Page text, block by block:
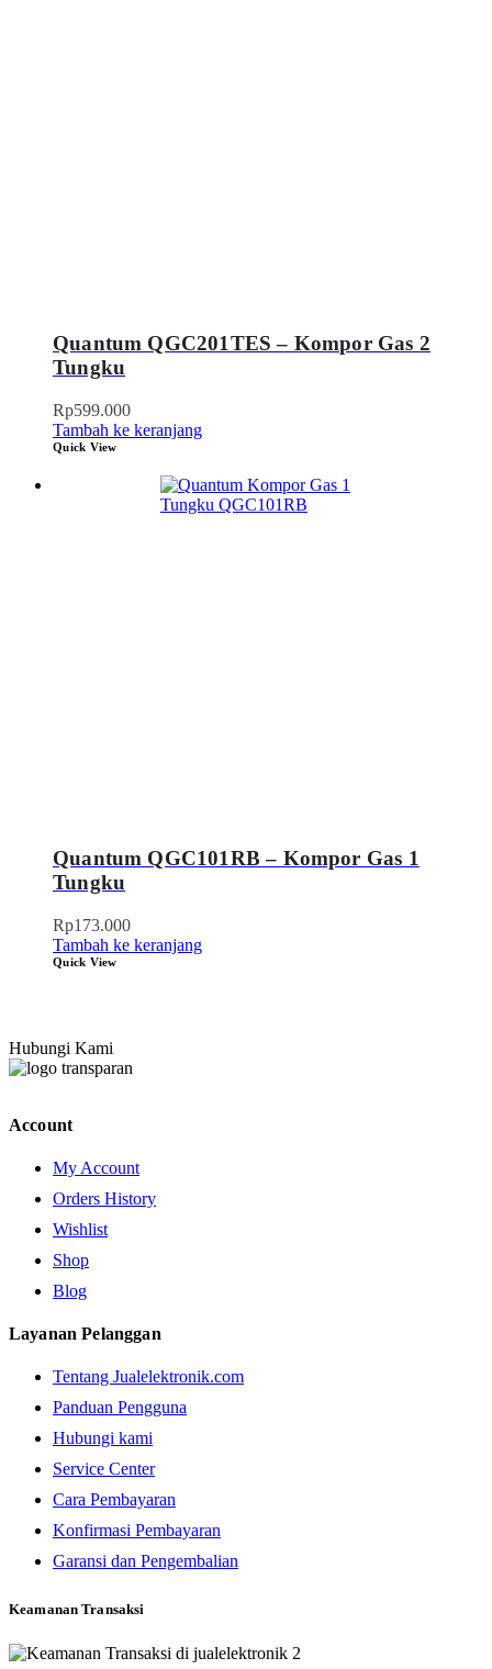
Quantum QGC201TES – Kompor Gas 2
Tungku
Rp599.000
Tambah ke keranjang
Quick View
Quantum QGC101RB – Kompor Gas 1
Tungku
Rp173.000
Tambah ke keranjang
Quick View
Hubungi Kami
Account
My Account
Orders History
Wishlist
Shop
Blog
Layanan Pelanggan
Tentang Jualelektronik.com
Panduan Pengguna
Hubungi kami
Service Center
Cara Pembayaran
Konfirmasi Pembayaran
Garansi dan Pengembalian
Keamanan Transaksi